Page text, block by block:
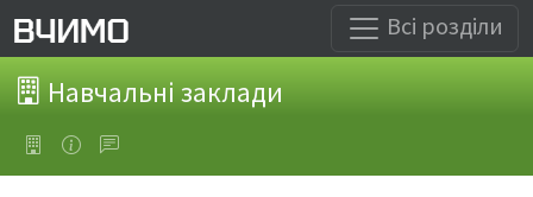
Всі розділи
Навчальні заклади